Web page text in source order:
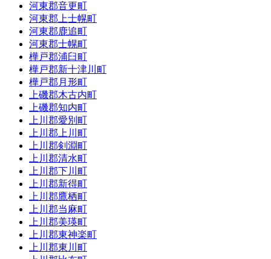
河東郡音更町
河東郡上士幌町
河東郡鹿追町
河東郡士幌町
樺戸郡浦臼町
樺戸郡新十津川町
樺戸郡月形町
上磯郡木古内町
上磯郡知内町
上川郡愛別町
上川郡上川町
上川郡剣淵町
上川郡清水町
上川郡下川町
上川郡新得町
上川郡鷹栖町
上川郡当麻町
上川郡美瑛町
上川郡東神楽町
上川郡東川町